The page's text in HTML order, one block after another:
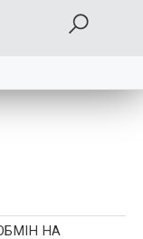
НА